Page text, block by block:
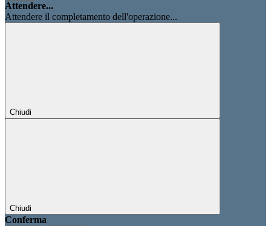
Attendere...
Attendere il completamento dell'operazione...
Chiudi
Chiudi
Conferma